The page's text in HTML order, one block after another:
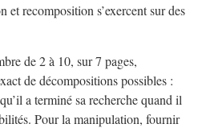
et recomposition s’exercent sur des
de 2 à 10, sur 7 pages,
de décompositions possibles :
a terminé sa recherche quand il
Pour la manipulation, fournir